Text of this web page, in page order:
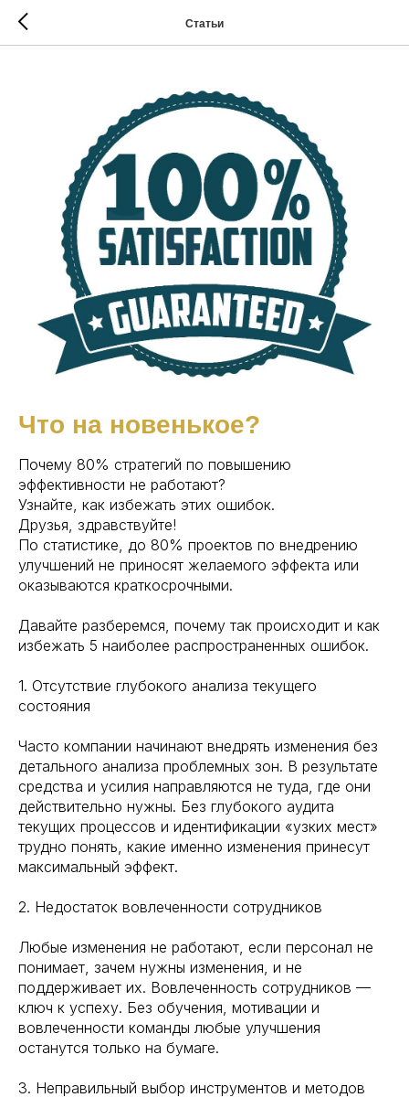
Статьи
Что на новенькое?
Почему 80% стратегий по повышению
эффективности не работают?
Узнайте, как избежать этих ошибок.
Друзья, здравствуйте!
По статистике, до 80% проектов по внедрению
улучшений не приносят желаемого эффекта или
оказываются краткосрочными.
Давайте разберемся, почему так происходит и как
избежать 5 наиболее распространенных ошибок.
1. Отсутствие глубокого анализа текущего
состояния
Часто компании начинают внедрять изменения без
детального анализа проблемных зон. В результате
средства и усилия направляются не туда, где они
действительно нужны. Без глубокого аудита
текущих процессов и идентификации «узких мест»
трудно понять, какие именно изменения принесут
максимальный эффект.
2. Недостаток вовлеченности сотрудников
Любые изменения не работают, если персонал не
понимает, зачем нужны изменения, и не
поддерживает их. Вовлеченность сотрудников —
ключ к успеху. Без обучения, мотивации и
вовлеченности команды любые улучшения
останутся только на бумаге.
3. Неправильный выбор инструментов и методов